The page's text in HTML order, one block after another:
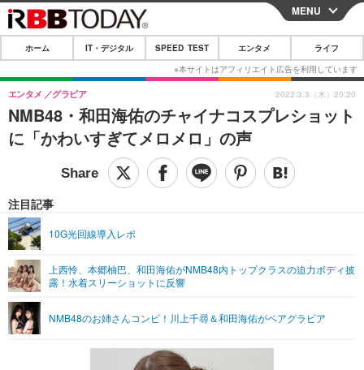
CLOSE
ホーム
IT・デジタル
IT・デジタルTOP スマートフォン
ネタ
ショッピング その他
SPEED TEST
エンタメTOP 映画・ドラマ
グラビア
ショッピング その他
ライフTOP
その他
リリース一覧
プッシュ通知の停止方法
MENU
ホーム IT・デジタル SPEED TEST エンタメ ライフ
NMB48・和田海佑のチャイナコスプレショット
に「かわいすぎてメロメロ」の声
エンタメ グラビア
注目記事
10G光回線導入レポ
上西怜、本郷柚巴、和田海佑がNMB48内トップクラスの迫力ボディ披
露！水着スリーショットに反響
NMB48のお姉さんコンビ！川上千尋＆和田海佑がペアグラビア
2022.3.3（木）20:20